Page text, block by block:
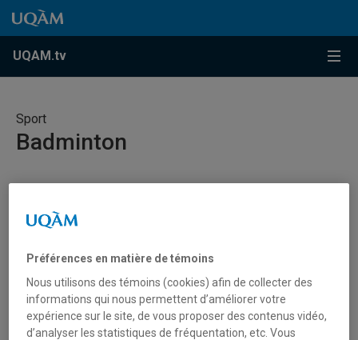
Accéder au contenu
Accéder au menu principal
Accéder à la recherche
Accéder au contenu
Accéder au menu principal
UQAM.tv
Sport
Badminton
UQAM Citadins Badminton
saison 2016-2017
Préférences en matière de témoins
Nous utilisons des témoins (cookies) afin de collecter des
informations qui nous permettent d’améliorer votre
expérience sur le site, de vous proposer des contenus vidéo,
d’analyser les statistiques de fréquentation, etc. Vous